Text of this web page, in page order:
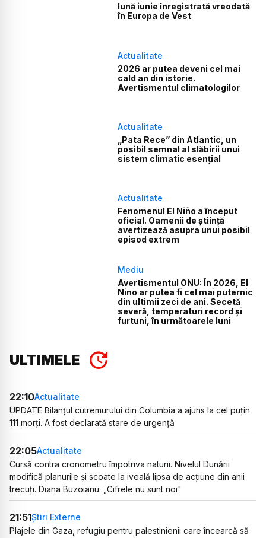
lună iunie înregistrată vreodată
în Europa de Vest
Actualitate
2026 ar putea deveni cel mai
cald an din istorie.
Avertismentul climatologilor
Actualitate
„Pata Rece” din Atlantic, un
posibil semnal al slăbirii unui
sistem climatic esențial
Actualitate
Fenomenul El Niño a început
oficial. Oamenii de știință
avertizează asupra unui posibil
episod extrem
Mediu
Avertismentul ONU: În 2026, El
Nino ar putea fi cel mai puternic
din ultimii zeci de ani. Secetă
severă, temperaturi record și
furtuni, în următoarele luni
ULTIMELE
22:10Actualitate
UPDATE Bilanțul cutremurului din Columbia a ajuns la cel puțin
111 morți. A fost declarată stare de urgență
22:05Actualitate
Cursă contra cronometru împotriva naturii. Nivelul Dunării
modifică planurile și scoate la iveală lipsa de acțiune din anii
trecuți. Diana Buzoianu: „Cifrele nu sunt noi"
21:51Știri Externe
Plajele din Gaza, refugiu pentru palestinienii care încearcă să